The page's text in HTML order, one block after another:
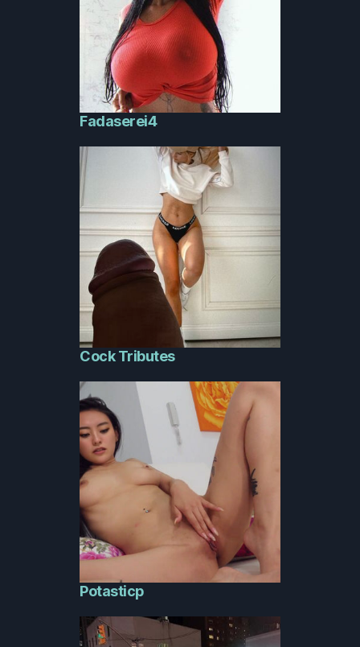
Fadaserei4
Cock Tributes
Potasticp